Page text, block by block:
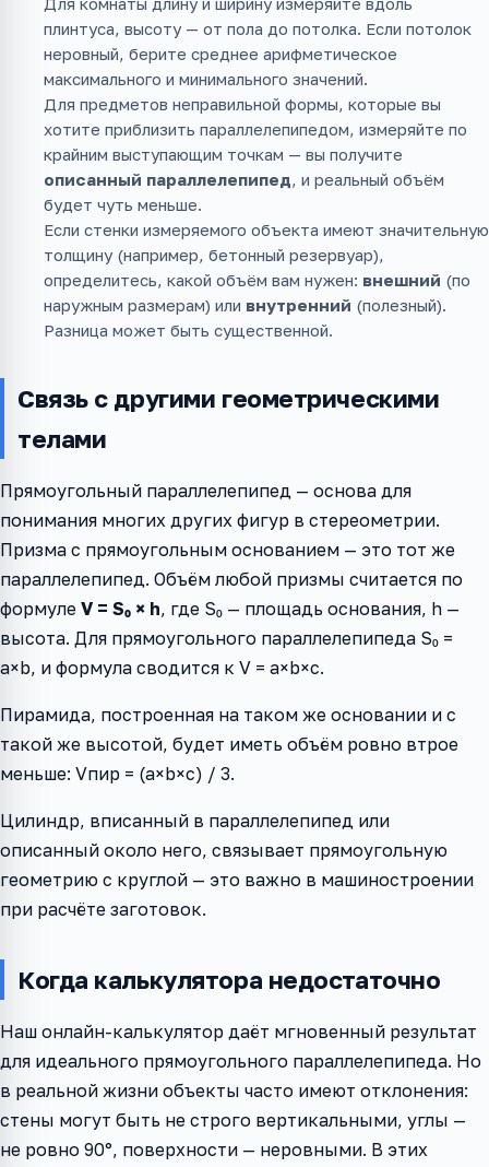
плинтуса, высоту — от пола до потолка. Если потолок
неровный, берите среднее арифметическое
максимального и минимального значений.
Для предметов неправильной формы, которые вы
хотите приблизить параллелепипедом, измеряйте по
крайним выступающим точкам — вы получите
описанный параллелепипед, и реальный объём
будет чуть меньше.
Если стенки измеряемого объекта имеют значительную
толщину (например, бетонный резервуар),
определитесь, какой объём вам нужен: внешний (по
наружным размерам) или внутренний (полезный).
Разница может быть существенной.
Связь с другими геометрическими
телами
Прямоугольный параллелепипед — основа для
понимания многих других фигур в стереометрии.
Призма с прямоугольным основанием — это тот же
параллелепипед. Объём любой призмы считается по
формуле V = S₀ × h, где S₀ — площадь основания, h —
высота. Для прямоугольного параллелепипеда S₀ =
a×b, и формула сводится к V = a×b×c.
Пирамида, построенная на таком же основании и с
такой же высотой, будет иметь объём ровно втрое
меньше: Vпир = (a×b×c) / 3.
Цилиндр, вписанный в параллелепипед или
описанный около него, связывает прямоугольную
геометрию с круглой — это важно в машиностроении
при расчёте заготовок.
Когда калькулятора недостаточно
Наш онлайн-калькулятор даёт мгновенный результат
для идеального прямоугольного параллелепипеда. Но
в реальной жизни объекты часто имеют отклонения:
стены могут быть не строго вертикальными, углы —
не ровно 90°, поверхности — неровными. В этих